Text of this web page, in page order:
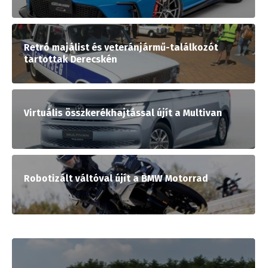
Retró majálist és veteránjármű-találkozót
tartottak Derecskén
Virtuális összkerékhajtással újít a Multivan
Robotizált váltóval újít a BMW Motorrad